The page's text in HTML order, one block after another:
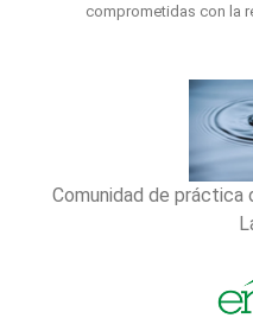
comprometidas con la
Comunidad de práctica